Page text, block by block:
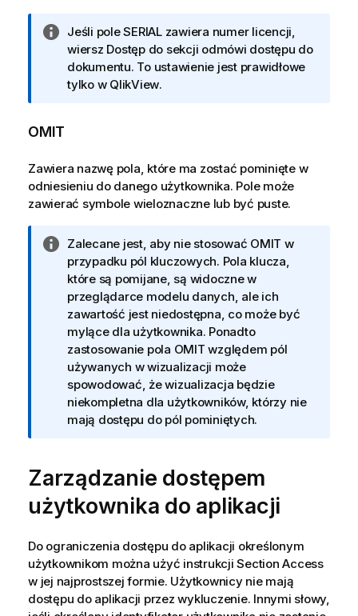
I
n
f
o
j
a
Jeśli poleSERIALzawiera numer licencji,
wiersz Dostęp do sekcji odmówi dostępu do
dokumentu. To ustawienie jest prawidłowe
tylko w QlikView.
OMIT
Zawiera nazwę pola, które ma zostać pominięte w
odniesieniu do danego użytkownika. Pole może
zawierać symbole wieloznaczne lub być puste.
I
n
f
o
r
m
a
c
j
a
Zalecane jest, aby nie stosować OMIT w
przypadku pól kluczowych. Pola klucza,
które są pomijane, są widoczne w
przeglądarce modelu danych, ale ich
zawartość jest niedostępna, co może być
mylące dla użytkownika. Ponadto
zastosowanie pola OMIT względem pól
używanych w wizualizacji może
spowodować, że wizualizacja będzie
niekompletna dla użytkowników, którzy nie
mają dostępu do pól pominiętych.
Zarządzanie dostępem
użytkownika do aplikacji
Do ograniczenia dostępu do aplikacji określonym
użytkownikom można użyć instrukcji Section Access
w jej najprostszej formie. Użytkownicy nie mają
dostępu do aplikacji przez wykluczenie. Innymi słowy,